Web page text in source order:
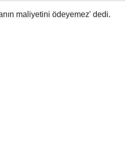
maliyetini ödeyemez' dedi.